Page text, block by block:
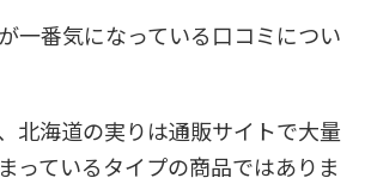
一番気になっている口コミについ
北海道の実りは通販サイトで大量
っているタイプの商品ではありま